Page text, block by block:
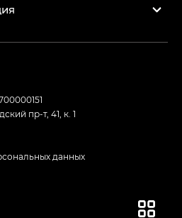
пр-т, 41, к. 1
данных